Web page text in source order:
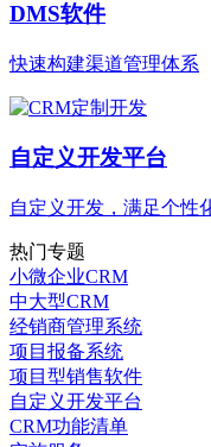
DMS软件
快速构建渠道管理体系
自定义开发平台
自定义开发，满足个性
热门专题
小微企业CRM
中大型CRM
经销商管理系统
项目报备系统
项目型销售软件
自定义开发平台
CRM功能清单